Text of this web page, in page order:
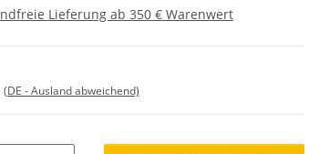
Lieferung ab 350 € Warenwert
(DE - Ausland abweichend)